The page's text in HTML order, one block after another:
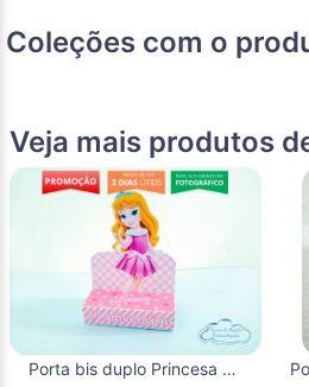
Coleções com o
Veja mais produtos
Porta bis duplo Princesa Bela Adormecida Baby